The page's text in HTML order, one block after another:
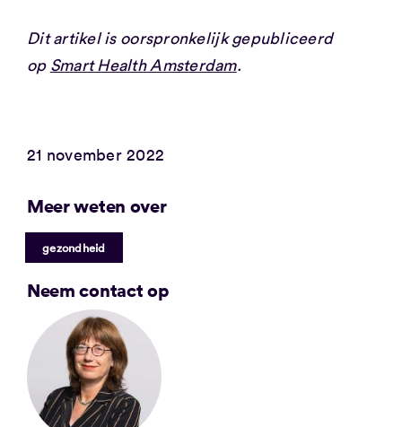
Dit artikel is oorspronkelijk gepubliceerd
op Smart Health Amsterdam.
21 november 2022
Meer weten over
gezondheid
Neem contact op